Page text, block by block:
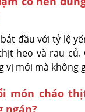
đầu với tỷ lệ
heo và rau củ.
vị mới mà không
món cháo
ngán?